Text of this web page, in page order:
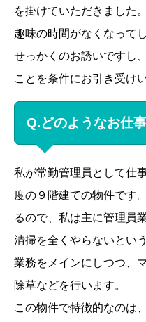
を掛けていただきました。
趣味の時間がなくなって
せっかくのお誘いですし
ことを条件にお引き受け
Q.どのようなお仕
私が常勤管理員として仕
度の９階建ての物件です
るので、私は主に管理員
清掃を全くやらないとい
業務をメインにしつつ、
除草などを行います。
この物件で特徴的なのは